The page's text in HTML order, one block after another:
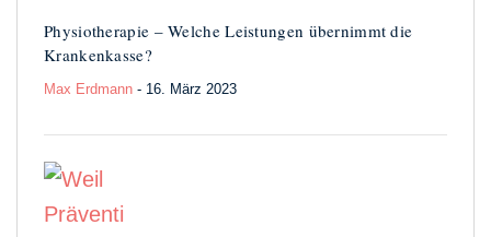
Physiotherapie – Welche Leistungen übernimmt die
Krankenkasse?
Max Erdmann - 16. März 2023